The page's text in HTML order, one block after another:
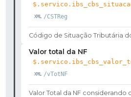
/CSTReg
Código de Situação Tributária
Valor total da NF
/vTotNF
Valor Total da NF considerando